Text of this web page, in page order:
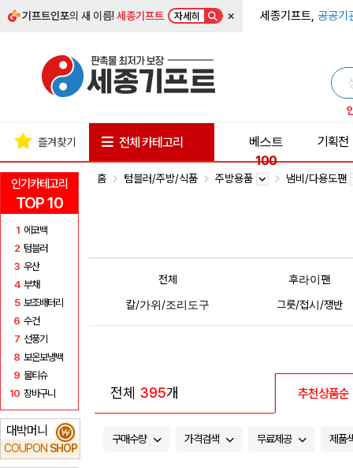
기프트인포의 새 이름!세종기프트 자세히 × 세종기프트, 공공기
인기카테고리
TOP 10
1 에코백
2 텀블러
3 우산
4 부채
5 보조배터리
6 수건
7 선풍기
8 보온보냉백
9 물티슈
10 장바구니
대박머니
COUPON SHOP
₩
즐겨찾기 전체 카테고리
베스트
100
기획전
홈 텀블러/주방/식품 주방용품 냄비/다용도팬
전체
후라이팬
칼/가위/조리도구
그릇/접시/쟁반
전체 395개 추천상품순
구매수량 가격검색 무료제공 제품